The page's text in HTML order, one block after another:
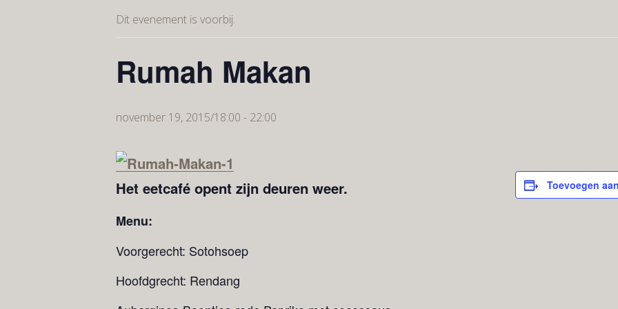
Dit evenement is voorbij.
Rumah Makan
november 19, 2015/18:00 - 22:00
Het eetcafé opent zijn deuren weer.
Menu:
Voorgerecht: Sotohsoep
Hoofdgrecht: Rendang
Toevoegen